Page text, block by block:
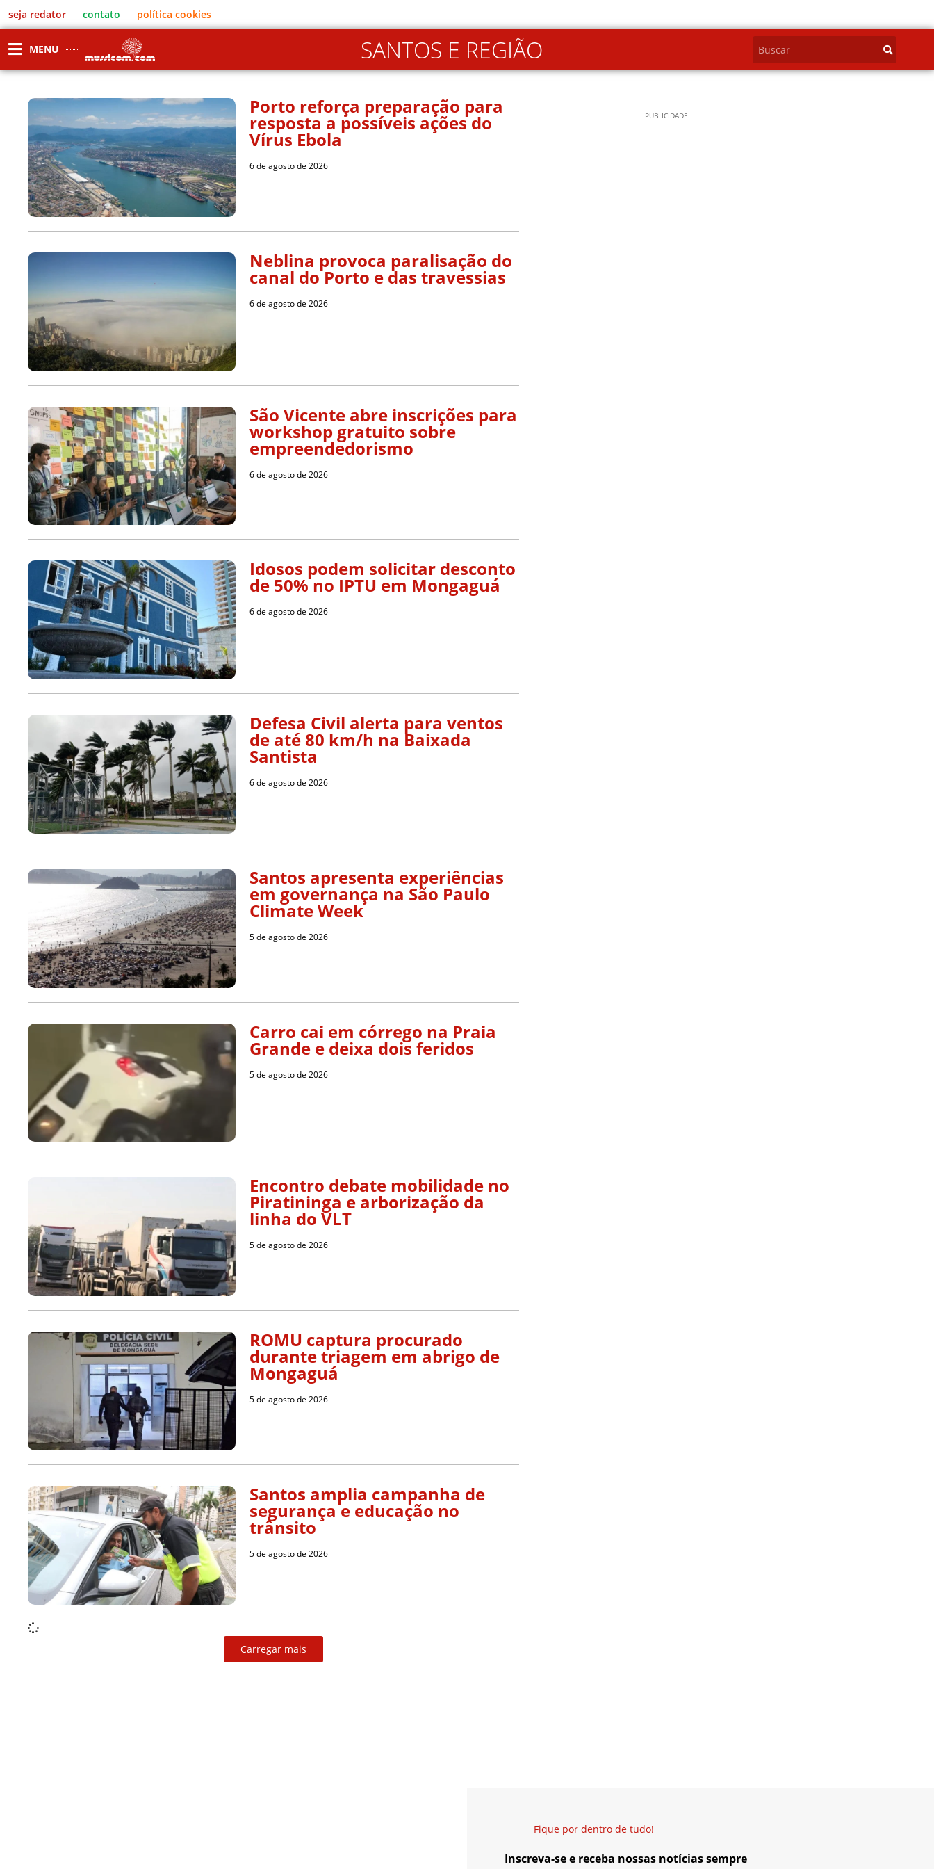
seja redator contato política cookies
MENU SANTOS E REGIÃO
Porto reforça preparação para
resposta a possíveis ações do
Vírus Ebola
6 de agosto de 2026
Neblina provoca paralisação do
canal do Porto e das travessias
6 de agosto de 2026
São Vicente abre inscrições para
workshop gratuito sobre
empreendedorismo
6 de agosto de 2026
Idosos podem solicitar desconto
de 50% no IPTU em Mongaguá
6 de agosto de 2026
Defesa Civil alerta para ventos
de até 80 km/h na Baixada
Santista
6 de agosto de 2026
Santos apresenta experiências
em governança na São Paulo
Climate Week
5 de agosto de 2026
Carro cai em córrego na Praia
Grande e deixa dois feridos
5 de agosto de 2026
Encontro debate mobilidade no
Piratininga e arborização da
linha do VLT
5 de agosto de 2026
ROMU captura procurado
durante triagem em abrigo de
Mongaguá
5 de agosto de 2026
Santos amplia campanha de
segurança e educação no
trânsito
5 de agosto de 2026
Carregar mais
PUBLICIDADE
Fique por dentro de tudo!
Inscreva-se e receba nossas notícias sempre